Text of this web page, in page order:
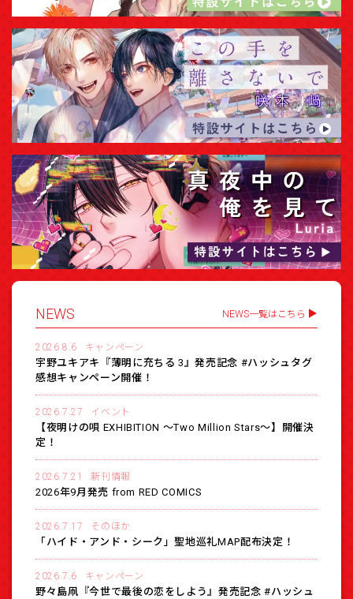
NEWS NEWS一覧はこちら
2026.8.6 キャンペーン
宇野ユキアキ『薄明に充ちる 3』発売記念 #ハッシュタグ
感想キャンペーン開催！
2026.7.27 イベント
【夜明けの唄 EXHIBITION 〜Two Million Stars〜】開催決
定！
2026.7.21 新刊情報
2026年9月発売 from RED COMICS
2026.7.17 そのほか
「ハイド・アンド・シーク」聖地巡礼MAP配布決定！
2026.7.6 キャンペーン
野々島凧『今世で最後の恋をしよう』発売記念 #ハッシュ